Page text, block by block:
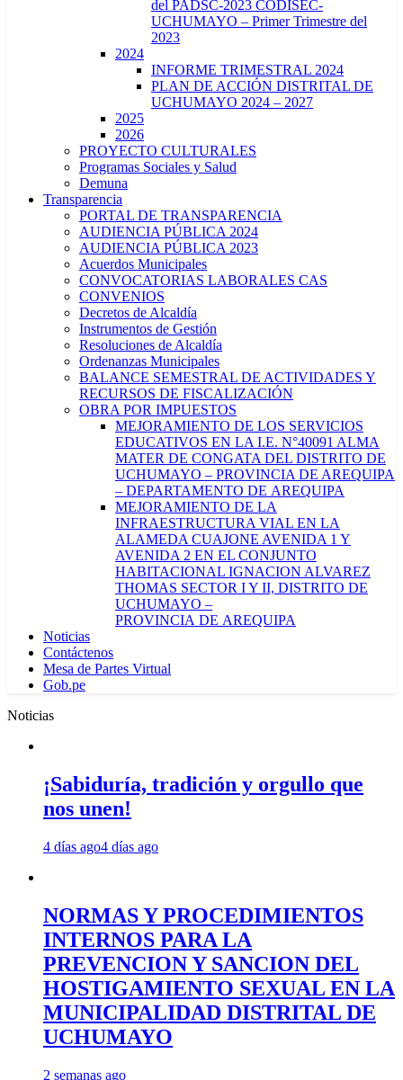
del PADSC-2023 CODISEC-
UCHUMAYO – Primer Trimestre del
2023
2024
INFORME TRIMESTRAL 2024
PLAN DE ACCIÓN DISTRITAL DE
UCHUMAYO 2024 – 2027
2025
2026
PROYECTO CULTURALES
Programas Sociales y Salud
Demuna
Transparencia
PORTAL DE TRANSPARENCIA
AUDIENCIA PÚBLICA 2024
AUDIENCIA PÚBLICA 2023
Acuerdos Municipales
CONVOCATORIAS LABORALES CAS
CONVENIOS
Decretos de Alcaldía
Instrumentos de Gestión
Resoluciones de Alcaldía
Ordenanzas Municipales
BALANCE SEMESTRAL DE ACTIVIDADES Y
RECURSOS DE FISCALIZACIÓN
OBRA POR IMPUESTOS
MEJORAMIENTO DE LOS SERVICIOS
EDUCATIVOS EN LA I.E. N°40091 ALMA
MATER DE CONGATA DEL DISTRITO DE
UCHUMAYO – PROVINCIA DE AREQUIPA
– DEPARTAMENTO DE AREQUIPA
MEJORAMIENTO DE LA
INFRAESTRUCTURA VIAL EN LA
ALAMEDA CUAJONE AVENIDA 1 Y
AVENIDA 2 EN EL CONJUNTO
HABITACIONAL IGNACION ALVAREZ
THOMAS SECTOR I Y II, DISTRITO DE
UCHUMAYO –
PROVINCIA DE AREQUIPA
Noticias
Contáctenos
Mesa de Partes Virtual
Gob.pe
Noticias
¡Sabiduría, tradición y orgullo que
nos unen!
4 días ago4 días ago
NORMAS Y PROCEDIMIENTOS
INTERNOS PARA LA
PREVENCION Y SANCION DEL
HOSTIGAMIENTO SEXUAL EN LA
MUNICIPALIDAD DISTRITAL DE
UCHUMAYO
2 semanas ago